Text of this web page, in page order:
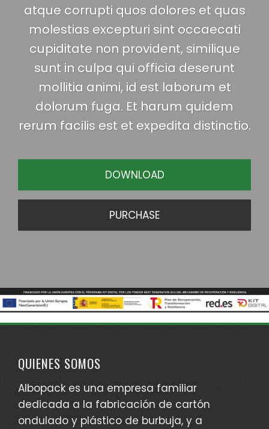
atque corrupti quos dolores et quas
molestias excepturi sint occaecati
cupiditate non provident, similique
sunt in culpa qui officia deserunt
mollitia animi, id est laborum et
dolorum fuga. Et harum quidem
rerum facilis est et expedita distinctio.
DOWNLOAD
PURCHASE
QUIENES SOMOS
Albopack es una empresa familiar
dedicada a la fabricación de cartón
ondulado y plástico de burbuja, y a